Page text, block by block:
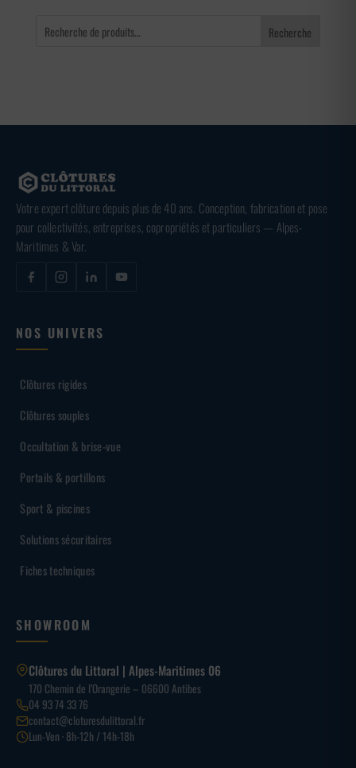
Recherche
Votre expert clôture depuis plus de 40 ans. Conception, fabrication et pose
pour collectivités, entreprises, copropriétés et particuliers — Alpes-
Maritimes & Var.
NOS UNIVERS
Clôtures rigides
Clôtures souples
Occultation & brise-vue
Portails & portillons
Sport & piscines
Solutions sécuritaires
Fiches techniques
SHOWROOM
Clôtures du Littoral | Alpes-Maritimes 06
170 Chemin de l’Orangerie – 06600 Antibes
04 93 74 33 76
contact@cloturesdulittoral.fr
Lun-Ven · 8h-12h / 14h-18h